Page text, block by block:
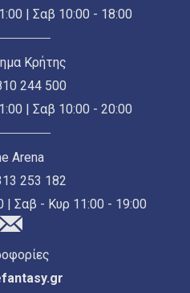
| Σαβ 10:00 - 18:00
Κρήτης
244 500
| Σαβ 10:00 - 20:00
Arena
253 182
| Σαβ - Κυρ 11:00 - 19:00